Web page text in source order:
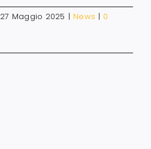
27 Maggio 2025 | News | 0